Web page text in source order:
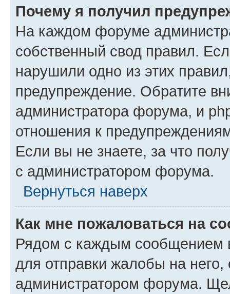
Почему я получил
На каждом форуме
собственный свод правил.
нарушили одно из этих
предупреждение. Обратите
администратора форума, и
отношения к
Если вы не знаете, за что
с администратором форума.
Вернуться наверх
Как мне пожаловаться на
Рядом с каждым сообщением
для отправки жалобы на
администратором форума.